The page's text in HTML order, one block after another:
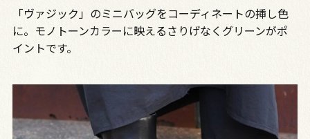
「ヴァジック」のミニバッグをコーディネートの挿し色
に。モノトーンカラーに映えるさりげなくグリーンがポ
イントです。